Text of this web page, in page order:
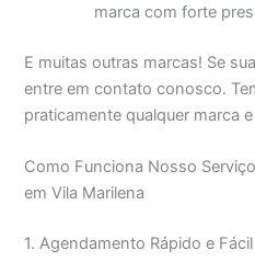
marca com forte
E muitas outras marcas! Se
entre em contato conosco.
praticamente qualquer marca
Como Funciona Nosso
em Vila Marilena
1. Agendamento Rápido e Fácil